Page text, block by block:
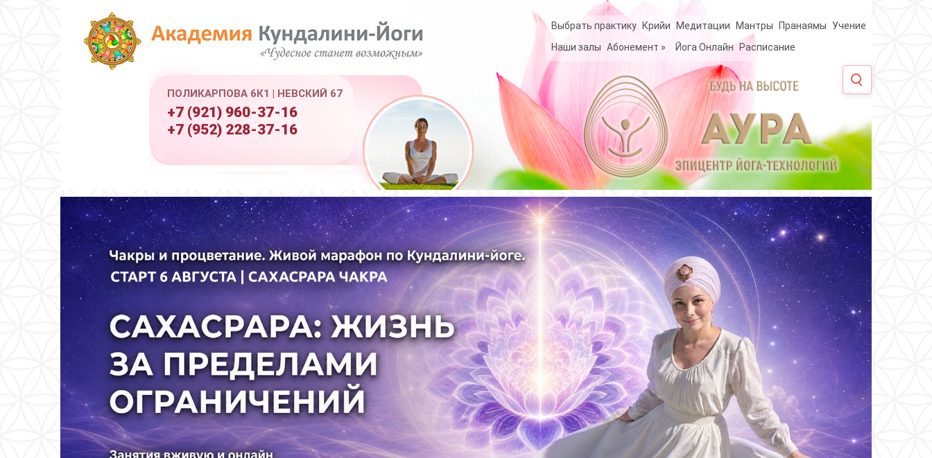
ПОЛИКАРПОВА 6К1 | НЕВСКИЙ 67
+7 (921) 960-37-16
+7 (952) 228-37-16
Выбрать практику Крийи Медитации Мантры Пранаямы
Учение
Наши залы Абонемент » Йога Онлайн Расписание